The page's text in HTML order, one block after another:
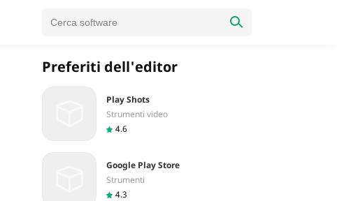
Preferiti dell'editor
Play Shots
Strumenti video
4.6
Google Play Store
Strumenti
4.3